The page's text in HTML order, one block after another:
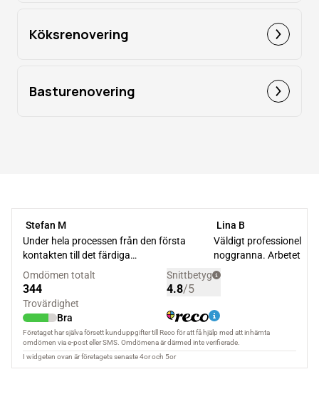
Köksrenovering
Basturenovering